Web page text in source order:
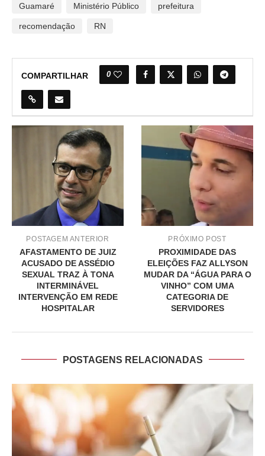
Guamaré Ministério Público prefeitura
recomendação RN
COMPARTILHAR 0
POSTAGEM ANTERIOR
AFASTAMENTO DE JUIZ
ACUSADO DE ASSÉDIO
SEXUAL TRAZ À TONA
INTERMINÁVEL
INTERVENÇÃO EM REDE
HOSPITALAR
PRÓXIMO POST
PROXIMIDADE DAS
ELEIÇÕES FAZ ALLYSON
MUDAR DA “ÁGUA PARA O
VINHO” COM UMA
CATEGORIA DE
SERVIDORES
POSTAGENS RELACIONADAS